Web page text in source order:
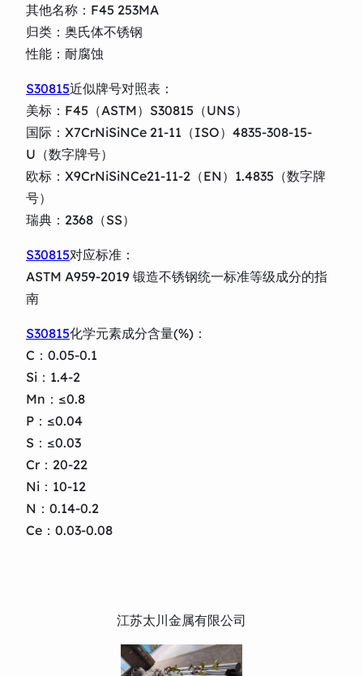
其他名称：F45 253MA
归类：奥氏体不锈钢
性能：耐腐蚀
S30815近似牌号对照表：
美标：F45（ASTM）S30815（UNS）
国际：X7CrNiSiNCe 21-11（ISO）4835-308-15-
U（数字牌号）
欧标：X9CrNiSiNCe21-11-2（EN）1.4835（数字牌
号）
瑞典：2368（SS）
S30815对应标准：
ASTM A959-2019 锻造不锈钢统一标准等级成分的指
南
S30815化学元素成分含量(%)：
C：0.05-0.1
Si：1.4-2
Mn：≤0.8
P：≤0.04
S：≤0.03
Cr：20-22
Ni：10-12
N：0.14-0.2
Ce：0.03-0.08
江苏太川金属有限公司